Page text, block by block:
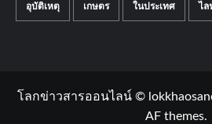
อุบัติเหตุ เกษตร ในประเทศ ไล
โลกข่าวสารออนไลน์ ©
AF themes.